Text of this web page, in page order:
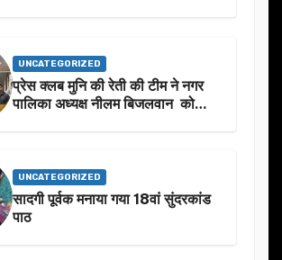
UNCATEGORIZED
प्रेस क्लब मुनि की रेती की टीम ने नगर
पालिका अध्यक्ष नीलम बिजलवान को
UNCATEGORIZED
सादगी पूर्वक मनाया गया 18वां सुंदरकांड
पाठ